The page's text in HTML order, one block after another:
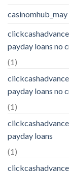
casinomhub_may
payday loans no
(1)
payday loans no
(1)
payday loans
(1)